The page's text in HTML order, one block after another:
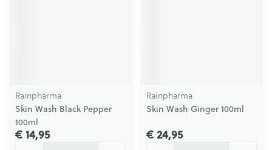
Rainpharma
Skin Wash Black Pepper
100ml
€ 14,95
Rainpharma
Skin Wash Ginger 100ml
€ 24,95